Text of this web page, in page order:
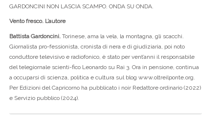
GARDONCINI NON LASCIA SCAMPO. ONDA SU ONDA.
Vento fresco. L’autore
Battista Gardoncini.Torinese, ama la vela, la montagna, gli scacchi.
Giornalista pro-fessionista, cronista di nera e di giudiziaria, poi noto
conduttore televisivo e radiofonico, è stato per vent’anni il responsabile
del telegiornale scienti-fico Leonardo su Rai 3. Ora in pensione, continua
a occuparsi di scienza, politica e cultura sul blog www.oltreilponte.org.
Per Edizioni del Capricorno ha pubblicato i noir Redattore ordinario (2022)
e Servizio pubblico (2024).